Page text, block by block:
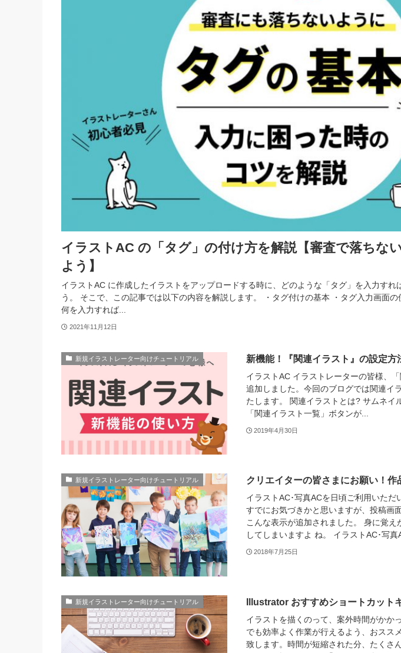
イラストAC の「タグ」の付け方を解説【審査で落ちな
よう】
イラストAC に作成したイラストをアップロードする時に、どのような「タグ」を入力すれ
う。 そこで、この記事では以下の内容を解説します。 ・タグ付けの基本 ・タグ入力画面の
何を入力すれば...
2021年11月12日
新規イラストレーター向けチュートリアル 新機能！『関連イラスト』の設定方
イラストAC イラストレーターの皆様、
追加しました。今回のブログでは関連イ
たします。 関連イラストとは? サムネイ
「関連イラスト一覧」ボタンが...
2019年4月30日
新規イラストレーター向けチュートリアル クリエイターの皆さまにお願い！作
イラストAC･写真ACを日頃ご利用いただ
すでにお気づきかと思いますが、投稿画
こんな表示が追加されました。 身に覚え
してしまいますよ ね。 イラストAC･写真
2018年7月25日
新規イラストレーター向けチュートリアル Illustrator おすすめショートカット
イラストを描くのって、案外時間がかか
でも効率よく作業が行えるよう、おスス
致します。時間が短縮された分、たくさ